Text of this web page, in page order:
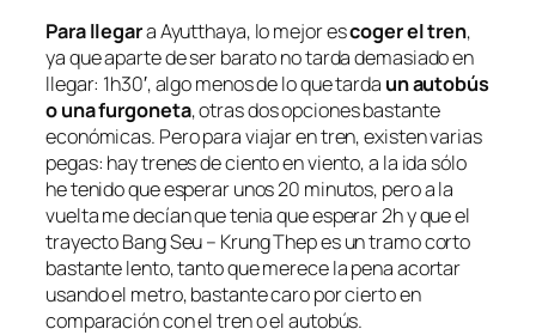
Para llegara Ayutthaya, lo mejor escoger el tren,
ya que aparte de ser barato no tarda demasiado en
llegar: 1h30′, algo menos de lo que tarda un autobús
o una furgoneta, otras dos opciones bastante
económicas. Pero para viajar en tren, existen varias
pegas: hay trenes de ciento en viento, a la ida sólo
he tenido que esperar unos 20 minutos, pero a la
vuelta me decían que tenia que esperar 2h y que el
trayecto Bang Seu – Krung Thep es un tramo corto
bastante lento, tanto que merece la pena acortar
usando el metro, bastante caro por cierto en
comparación con el tren o el autobús.